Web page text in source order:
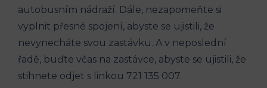
autobusním ⁤nádraží. Dále, nezapomeňte si⁣
vyplnit⁢ přesné spojení, abyste ‌se ujistili, že⁤
nevynecháte‍ svou zastávku. A v neposlední
řadě, buďte⁣ včas na zastávce, abyste ​se ujistili, že‌
stihnete odjet s linkou 721 135 007.